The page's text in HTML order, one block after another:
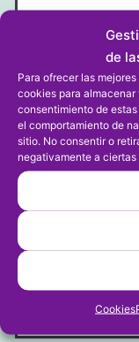
de
Para ofrecer las
cookies para
consentimiento de
el comportamiento de
sitio. No consentir o
negativamente a
Cookies
Nombre*
Correo